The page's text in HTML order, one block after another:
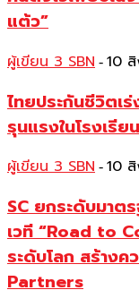
แต้ว”
ผู้เขียน 3 SBN - 10
ไทยประกันชีวิตเ
รุนแรงในโรงเรี
ผู้เขียน 3 SBN - 10
SC ยกระดับมาต
เวที “Road to
ระดับโลก สร้าง
Partners